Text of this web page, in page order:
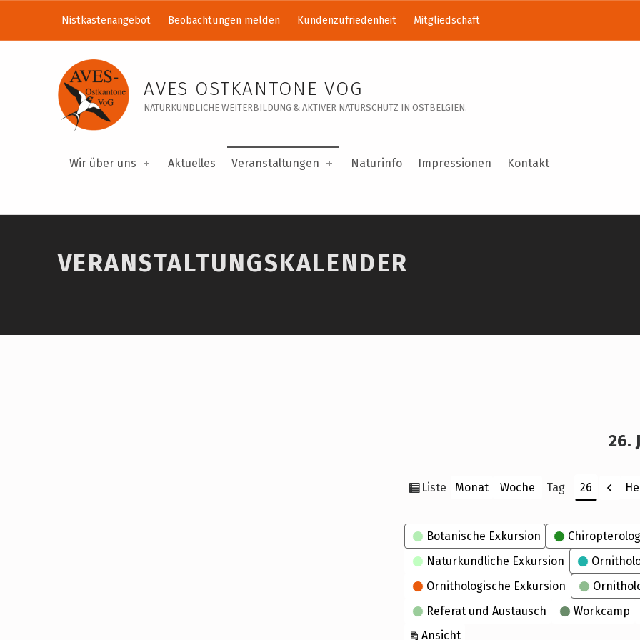
Veranstaltungskalender – AVES Ostkantone VoG
AVES OSTKANTONE VOG
NATURKUNDLICHE WEITERBILDUNG & AKTIVER NATURSCHUTZ IN OSTBELGIEN.
Wir über uns Aktuelles Veranstaltungen Naturinfo Impressionen Kontakt
Nistkastenangebot Beobachtungen melden Kundenzufriedenheit Mitgliedschaft
VERANSTALTUNGSKALENDER
26.
Ansicht
Liste Monat Woche Tag
Monat
Tag
Jahr
Kategorien
Botanische Exkursion
Naturkundliche Exkursion
Ornithologische Exkursion
Referat und Austausch
Workcamp
Ansichtausdrucken